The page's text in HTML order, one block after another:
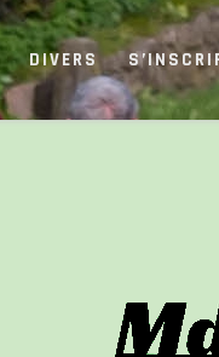
DIVERS